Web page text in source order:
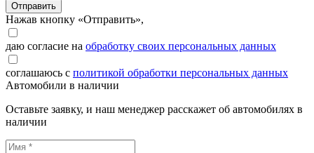
Отправить
Нажав кнопку «Отправить»,
даю согласие на обработку своих персональных данных
соглашаюсь с политикой обработки персональных данных
Автомобили в наличии
Оставьте заявку, и наш менеджер расскажет об автомобилях в
наличии